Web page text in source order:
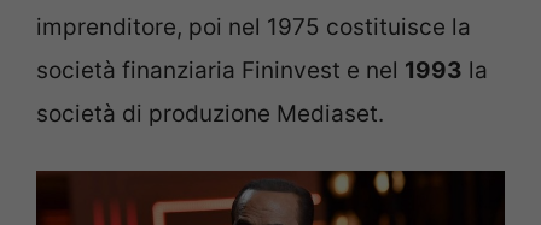
imprenditore, poi nel 1975 costituisce la
società finanziaria Fininvest e nel 1993 la
società di produzione Mediaset.